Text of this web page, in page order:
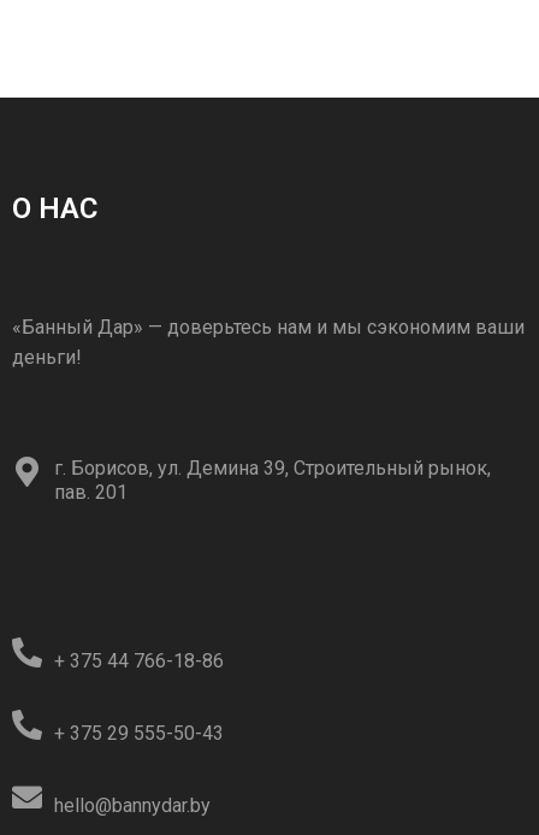
О НАС
«Банный Дар» — доверьтесь нам и мы сэкономим ваши
деньги!
г. Борисов, ул. Демина 39, Строительный рынок,
пав. 201
+ 375 44 766-18-86
+ 375 29 555-50-43
hello@bannydar.by